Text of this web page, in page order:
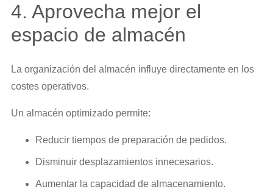
4. Aprovecha mejor el
espacio de almacén
La organización del almacén influye directamente en los
costes operativos.
Un almacén optimizado permite:
Reducir tiempos de preparación de pedidos.
Disminuir desplazamientos innecesarios.
Aumentar la capacidad de almacenamiento.